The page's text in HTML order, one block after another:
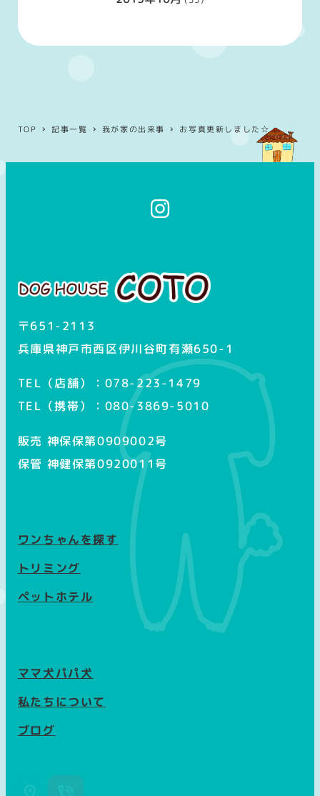
TOP 記事一覧 我が家の出来事 お写真更新しました☆
ム
〒651-2113
兵庫県神戸市西区伊川谷町有瀬650-1
TEL（店舗）：078-223-1479
TEL（携帯）：080-3869-5010
販売 神保保第0909002号
保管 神健保第0920011号
ワンちゃんを探す
トリミング
ペットホテル
ママ犬パパ犬
私たちについて
ブログ